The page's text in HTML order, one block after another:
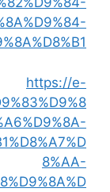
https://e-
8%AA-